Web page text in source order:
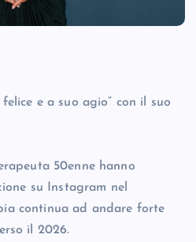
e a suo agio” con il suo
50enne hanno
su Instagram nel
continua ad andare forte
il 2026.